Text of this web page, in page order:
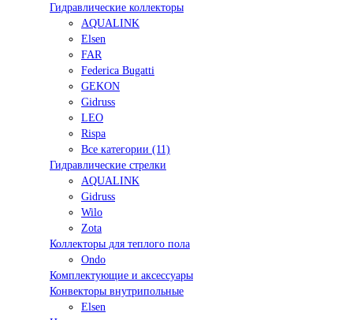
Гидравлические коллекторы
AQUALINK
Elsen
FAR
Federica Bugatti
GEKON
Gidruss
LEO
Rispa
Все категории (11)
Гидравлические стрелки
AQUALINK
Gidruss
Wilo
Zota
Коллекторы для теплого пола
Ondo
Комплектующие и аксессуары
Конвекторы внутрипольные
Elsen